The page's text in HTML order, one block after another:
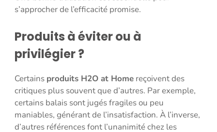
s’approcher de l’efficacité promise.
Produits à éviter ou à
privilégier ?
Certains produits H2O at Home reçoivent des
critiques plus souvent que d’autres. Par exemple,
certains balais sont jugés fragiles ou peu
maniables, générant de l’insatisfaction. À l’inverse,
d’autres références font l’unanimité chez les